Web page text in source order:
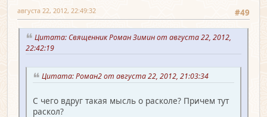
#49
августа 22, 2012, 22:49:32
Цитата: Священник Роман Зимин от августа 22, 2012,
22:42:19
Цитата: Роман2 от августа 22, 2012, 21:03:34
С чего вдруг такая мысль о расколе? Причем тут
раскол?